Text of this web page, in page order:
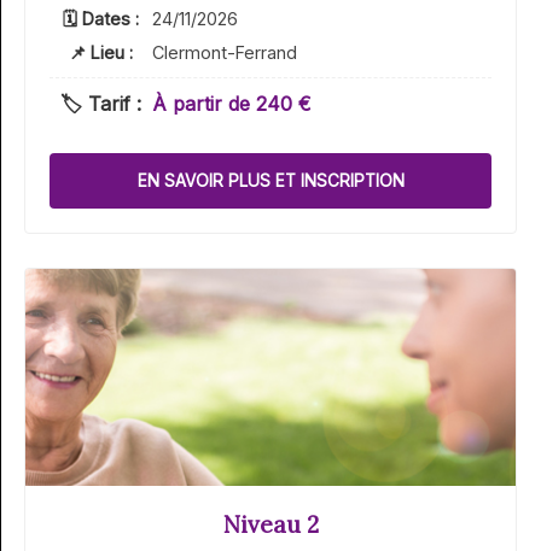
🗓 Dates :
24/11/2026
📌 Lieu :
Clermont-Ferrand
🏷️ Tarif : À partir de 240 €
EN SAVOIR PLUS ET INSCRIPTION
Niveau 2